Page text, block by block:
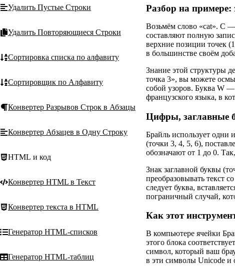
Удалить Пустые Строки
Удалить Повторяющиеся Строки
Сортировка списка по алфавиту
Сортировщик по Алфавиту
Конвертер Разрывов Строк в Абзацы
Конвертер Абзацев в Одну Строку
HTML и код
Конвертер HTML в Текст
Конвертер текста в HTML
Генератор HTML-списков
Генератор HTML-таблиц
Разбор на примере:
Возьмём слово «cat». C
составляют полную
верхние позиции точек
в большинстве своём
Знание этой структуры
точка 3», вы можете
собой узоров. Буква W —
французского языка, в
Цифры, заглавные
Брайль использует одни
(точки 3, 4, 5, 6),
обозначают от 1 до 0.
Знак заглавной буквы
преобразовывать текст
следует буква,
пограничный случай,
Как этот
В компьютере ячейки
этого блока
символ, который ваш
в эти символы Unicode и